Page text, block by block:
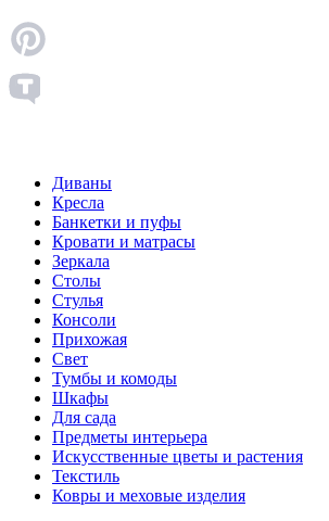
Диваны
Кресла
Банкетки и пуфы
Кровати и матрасы
Зеркала
Столы
Стулья
Консоли
Прихожая
Свет
Тумбы и комоды
Шкафы
Для сада
Предметы интерьера
Искусственные цветы и растения
Текстиль
Ковры и меховые изделия